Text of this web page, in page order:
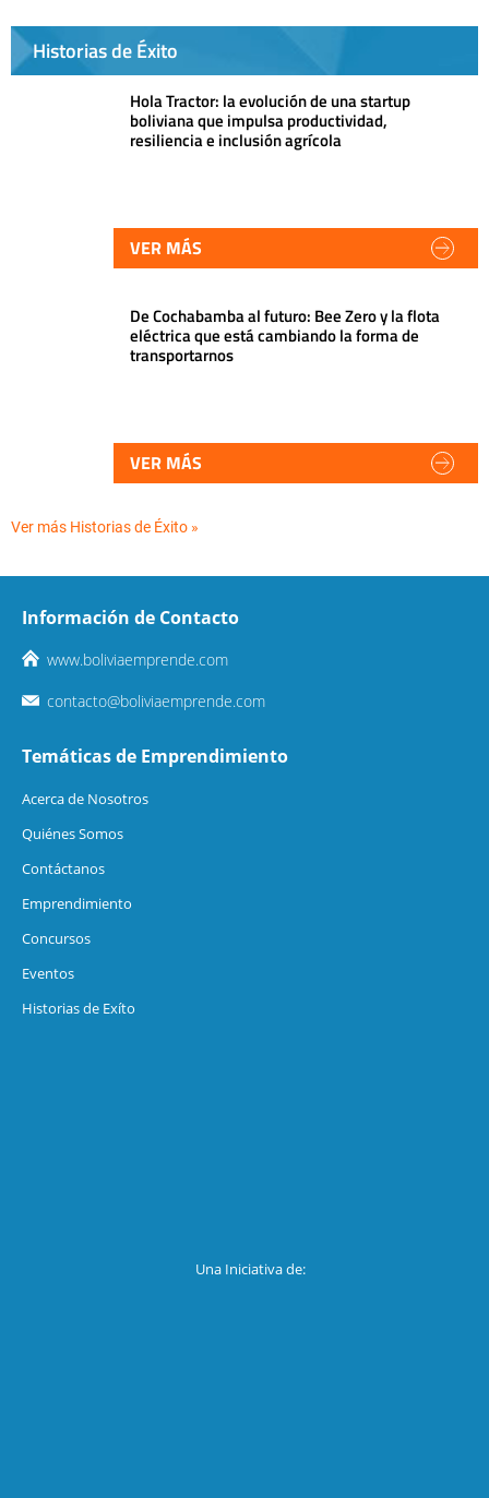
Historias de Éxito
Hola Tractor: la evolución de una startup
boliviana que impulsa productividad,
resiliencia e inclusión agrícola
VER MÁS
De Cochabamba al futuro: Bee Zero y la flota
eléctrica que está cambiando la forma de
transportarnos
VER MÁS
Ver más Historias de Éxito »
Información de Contacto
www.boliviaemprende.com
contacto@boliviaemprende.com
Temáticas de Emprendimiento
Acerca de Nosotros
Quiénes Somos
Contáctanos
Emprendimiento
Concursos
Eventos
Historias de Exíto
Una Iniciativa de: